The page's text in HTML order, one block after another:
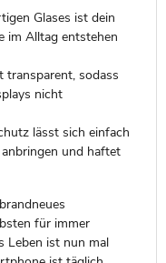
Glases ist dein
im Alltag entstehen
sodass
nicht
lässt sich einfach
und haftet
für immer
Leben ist nun mal